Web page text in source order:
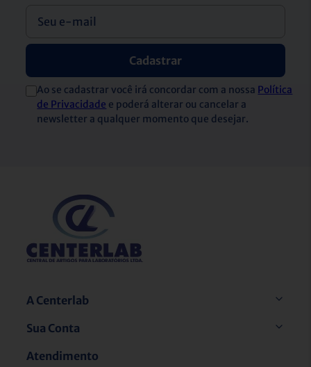
Cadastrar
Ao se cadastrar você irá concordar com a nossa Política
de Privacidade e poderá alterar ou cancelar a
newsletter a qualquer momento que desejar.
A Centerlab
Sua Conta
Atendimento